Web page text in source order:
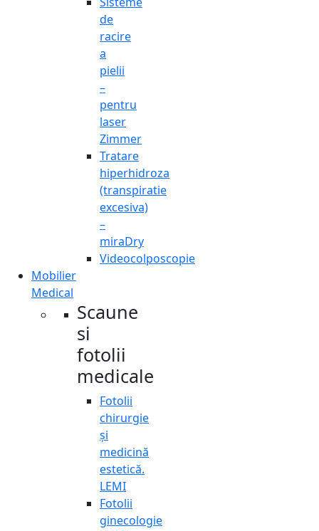
de
racire
a
pielii
–
pentru
laser
Zimmer
Tratare
hiperhidroza
(transpiratie
excesiva)
–
miraDry
Videocolposcopie
Mobilier
Medical
Scaune
si
fotolii
medicale
Fotolii
chirurgie
și
medicină
estetică.
LEMI
Fotolii
ginecologie